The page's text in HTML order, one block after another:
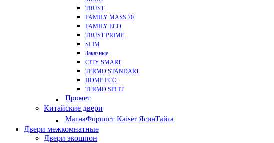
TRUST
FAMILY MASS 70
FAMILY ECO
TRUST PRIME
SLIM
Заказные
CITY SMART
TERMO STANDART
HOME ECO
ТЕRМО SPLIT
Промет
Китайские двери
МагнаФорпост Kaiser ЯсинТайга
Двери межкомнатные
Двери экошпон